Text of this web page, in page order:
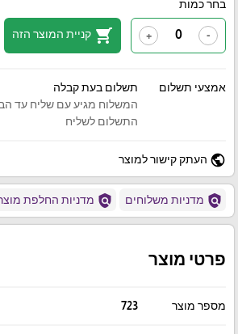
בחר כמות
-
+
shopping_cart קניית המוצר הזה
אמצעי תשלום
תשלום בעת קבלה
המשלוח מגיע עם שליח עד
התשלום לשליח
public העתק קישור למוצר
policy מדניות משלוחים policy מדניות החלפת
פרטי מוצר
מספר מוצר 723